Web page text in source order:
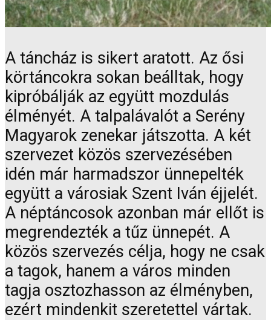
A táncház is sikert aratott. Az ősi
körtáncokra sokan beálltak, hogy
kipróbálják az együtt mozdulás
élményét. A talpalávalót a Serény
Magyarok zenekar játszotta. A két
szervezet közös szervezésében
idén már harmadszor ünnepelték
együtt a városiak Szent Iván éjjelét.
A néptáncosok azonban már ellőt is
megrendezték a tűz ünnepét. A
közös szervezés célja, hogy ne csak
a tagok, hanem a város minden
tagja osztozhasson az élményben,
ezért mindenkit szeretettel vártak.